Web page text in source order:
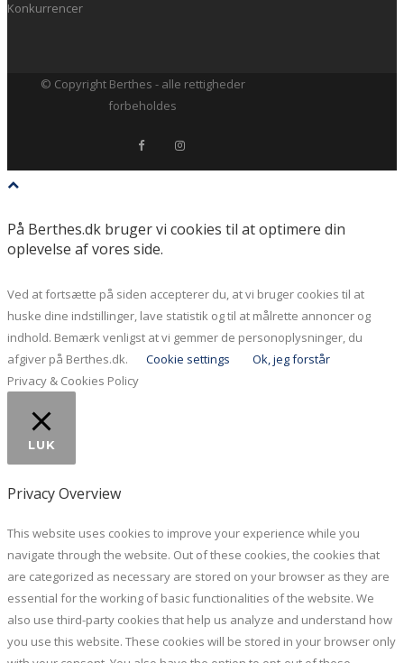
Konkurrencer
© Copyright Berthes - alle rettigheder
forbeholdes
På Berthes.dk bruger vi cookies til at optimere din
oplevelse af vores side.
Ved at fortsætte på siden accepterer du, at vi bruger cookies til at
huske dine indstillinger, lave statistik og til at målrette annoncer og
indhold. Bemærk venligst at vi gemmer de personoplysninger, du
afgiver på Berthes.dk.
Cookie settings
Ok, jeg forstår
Privacy & Cookies Policy
LUK
Privacy Overview
This website uses cookies to improve your experience while you
navigate through the website. Out of these cookies, the cookies that
are categorized as necessary are stored on your browser as they are
essential for the working of basic functionalities of the website. We
also use third-party cookies that help us analyze and understand how
you use this website. These cookies will be stored in your browser only